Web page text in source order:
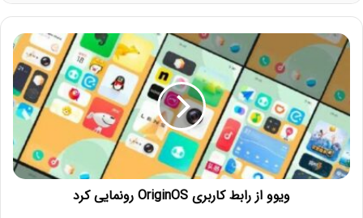
ویوو از رابط کاربری OriginOS رونمایی کرد